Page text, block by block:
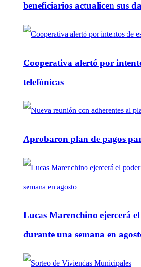
beneficiarios actualicen sus
Cooperativa alertó por
telefónicas
Aprobaron plan de pagos
Lucas Marenchino ejercerá
durante una semana en